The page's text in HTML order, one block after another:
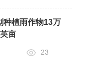
种植雨作物13万
亩
23